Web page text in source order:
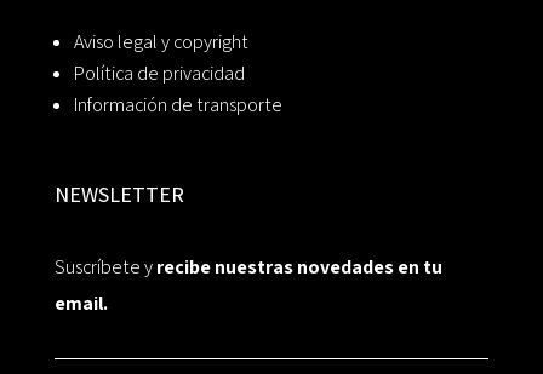
Aviso legal y copyright
Política de privacidad
Información de transporte
NEWSLETTER
Suscríbete yrecibe nuestras novedades en tu
email.